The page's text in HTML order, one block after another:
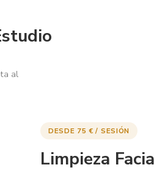
al
DESDE 75 € / SESIÓN
Limpieza